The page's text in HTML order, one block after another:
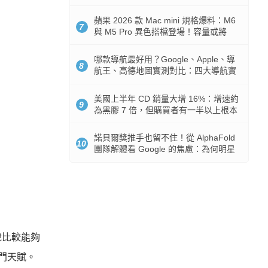
較能夠
天賦。
7
蘋果 2026 款 Mac mini 規格爆料：M6
與 M5 Pro 異色搭檔登場！容量或將
8
哪款導航最好用？Google、Apple、導
航王、高德地圖實測對比：四大導航實
9
美國上半年 CD 銷量大增 16%：增速約
為黑膠 7 倍，但購買者有一半以上根本
10
諾貝爾獎推手也留不住！從 AlphaFold
團隊解體看 Google 的焦慮：為何明星